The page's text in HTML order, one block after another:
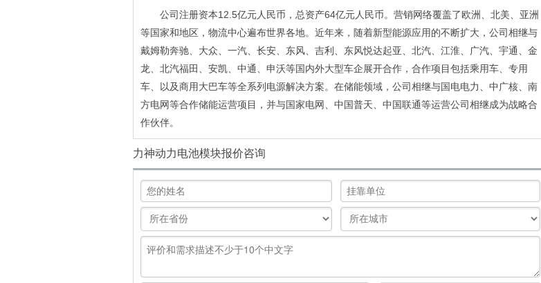
公司注册资本12.5亿元人民币，总资产64亿元人民币。营销网络覆盖了欧洲、北美、亚洲
等国家和地区，物流中心遍布世界各地。近年来，随着新型能源应用的不断扩大，公司相继与
戴姆勒奔驰、大众、一汽、长安、东风、吉利、东风悦达起亚、北汽、江淮、广汽、宇通、金
龙、北汽福田、安凯、中通、申沃等国内外大型车企展开合作，合作项目包括乘用车、专用
车、以及商用大巴车等全系列电源解决方案。在储能领域，公司相继与国电电力、中广核、南
方电网等合作储能运营项目，并与国家电网、中国普天、中国联通等运营公司相继成为战略合
作伙伴。
力神动力电池模块报价咨询